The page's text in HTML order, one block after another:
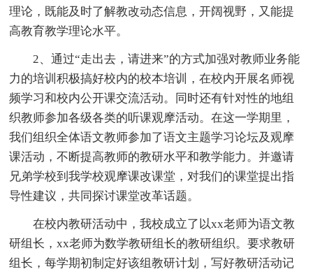
理论，既能及时了解教改动态信息，开阔视野，又能提
高教育教学理论水平。
2、通过“走出去，请进来”的方式加强对教师业务能
力的培训积极搞好校内的校本培训，在校内开展名师视
频学习和校内公开课交流活动。同时还有针对性的地组
织教师参加各级各类的听课观摩活动。在这一学期里，
我们组织全体语文教师参加了语文主题学习论坛及观摩
课活动，不断提高教师的教研水平和教学能力。并邀请
兄弟学校到我学校观摩课改课堂，对我们的课堂提出指
导性建议，共同探讨课堂改革话题。
在校内教研活动中，我校成立了以xx老师为语文教
研组长，xx老师为数学教研组长的教研组织。要求教研
组长，每学期初制定好该组教研计划，写好教研活动记